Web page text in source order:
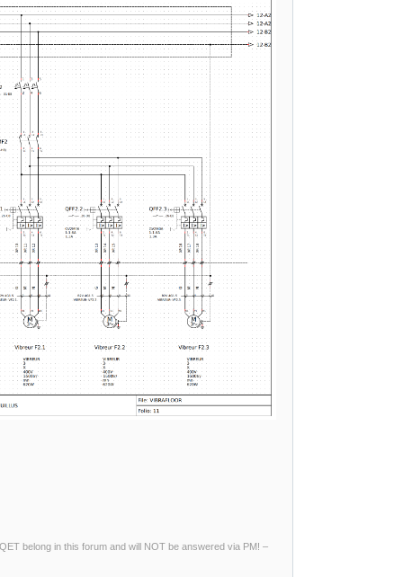
belong in this forum and will NOT be answered via PM! –